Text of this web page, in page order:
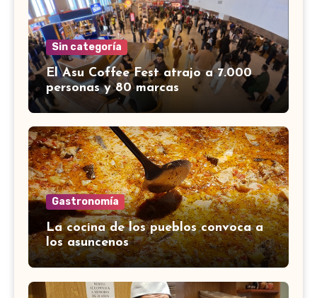
Sin categoría
El Asu Coffee Fest atrajo a 7.000
personas y 80 marcas
Gastronomía
La cocina de los pueblos convoca a
los asuncenos